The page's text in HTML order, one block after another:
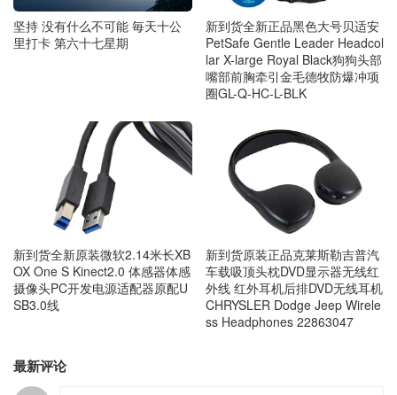
坚持 没有什么不可能 毎天十公
里打卡 第六十七星期
新到货全新正品黑色大号贝适安
PetSafe Gentle Leader Headcol
lar X-large Royal Black狗狗头部
嘴部前胸牵引金毛德牧防爆冲项
圈GL-Q-HC-L-BLK
新到货全新原装微软2.14米长XB
OX One S Kinect2.0 体感器体感
摄像头PC开发电源适配器原配U
SB3.0线
新到货原装正品克莱斯勒吉普汽
车载吸顶头枕DVD显示器无线红
外线 红外耳机后排DVD无线耳机
CHRYSLER Dodge Jeep Wirele
ss Headphones 22863047
最新评论